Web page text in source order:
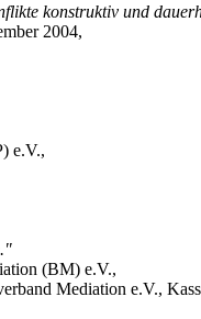
konstruktiv und
2004,
e.V.,
(BM) e.V.,
Mediation e.V.,